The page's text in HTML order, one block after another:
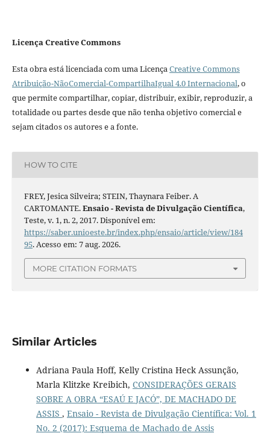
Licença Creative Commons
Esta obra está licenciada com uma LicençaCreative Commons
Atribuição-NãoComercial-CompartilhaIgual 4.0 Internacional, o
que permite compartilhar, copiar, distribuir, exibir, reproduzir, a
totalidade ou partes desde que não tenha objetivo comercial e
sejam citados os autores e a fonte.
HOW TO CITE
FREY, Jesica Silveira; STEIN, Thaynara Feiber. A
CARTOMANTE.Ensaio - Revista de Divulgação Científica,
Teste, v. 1, n. 2, 2017. Disponível em:
https://saber.unioeste.br/index.php/ensaio/article/view/184
95. Acesso em: 7 aug. 2026.
MORE CITATION FORMATS
Similar Articles
Adriana Paula Hoff, Kelly Cristina Heck Assunção,
Marla Klitzke Kreibich, CONSIDERAÇÕES GERAIS
SOBRE A OBRA “ESAÚ E JACÓ”, DE MACHADO DE
ASSIS , Ensaio - Revista de Divulgação Científica: Vol. 1
No. 2 (2017): Esquema de Machado de Assis